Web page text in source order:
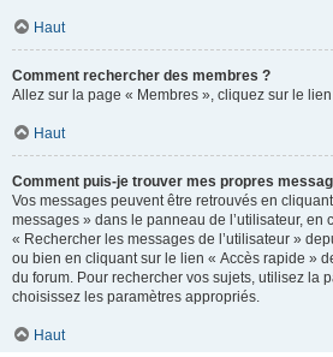
Haut
Comment rechercher des membres ?
Allez sur la page « Membres », cliquez sur le
Haut
Comment puis-je trouver mes propres
Vos messages peuvent être retrouvés en
messages » dans le panneau de l’utilisateur, en
« Rechercher les messages de l’utilisateur »
ou bien en cliquant sur le lien « Accès rapide »
du forum. Pour rechercher vos sujets, utilisez la
choisissez les paramètres appropriés.
Haut